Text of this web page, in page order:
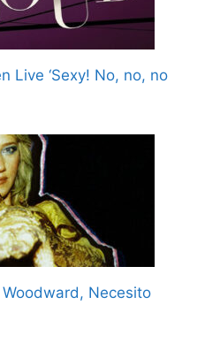
Live ‘Sexy! No, no, no
Necesito